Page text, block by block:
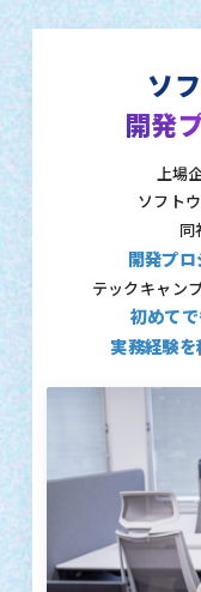
ソ
開発
上場
ソフト
同
開発プ
テックキャン
初めて
実務経験